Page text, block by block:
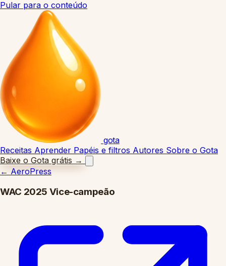
Pular para o conteúdo
gota
Receitas Aprender Papéis e filtros Autores Sobre o Gota
Baixe o Gota grátis →
← AeroPress
WAC 2025 Vice-campeão